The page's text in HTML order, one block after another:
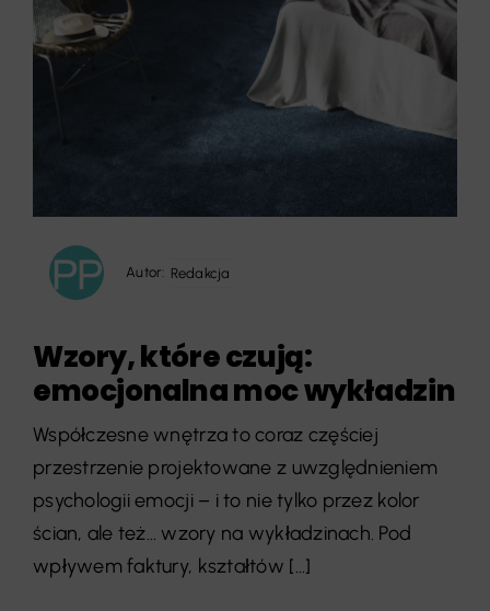
Autor: Redakcja
Wzory, które czują:
emocjonalna moc wykładzin
Współczesne wnętrza to coraz częściej
przestrzenie projektowane z uwzględnieniem
psychologii emocji – i to nie tylko przez kolor
ścian, ale też… wzory na wykładzinach. Pod
wpływem faktury, kształtów [...]